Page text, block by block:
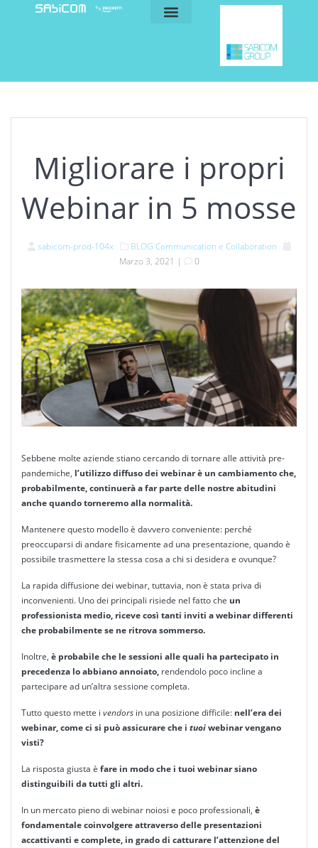
Migliorare i propri
Webinar in 5 mosse
sabicom-prod-104x BLOG Communication e Collaboration
Marzo 3, 2021 | 0
Sebbene molte aziende stiano cercando di tornare alle attività pre-
pandemiche, l’utilizzo diffuso dei webinar è un cambiamento che,
probabilmente, continuerà a far parte delle nostre abitudini
anche quando torneremo alla normalità.
Mantenere questo modello è davvero conveniente: perché
preoccuparsi di andare fisicamente ad una presentazione, quando è
possibile trasmettere la stessa cosa a chi si desidera e ovunque?
La rapida diffusione dei webinar, tuttavia, non è stata priva di
inconvenienti. Uno dei principali risiede nel fatto che un
professionista medio, riceve così tanti inviti a webinar differenti
che probabilmente se ne ritrova sommerso.
Inoltre, è probabile che le sessioni alle quali ha partecipato in
precedenza lo abbiano annoiato, rendendolo poco incline a
partecipare ad un’altra sessione completa.
Tutto questo mette i vendors in una posizione difficile: nell’era dei
webinar, come ci si può assicurare che i tuoiwebinar vengano
visti?
La risposta giusta è fare in modo che i tuoi webinar siano
distinguibili da tutti gli altri.
In un mercato pieno di webinar noiosi e poco professionali, è
fondamentale coinvolgere attraverso delle presentazioni
accattivanti e complete, in grado di catturare l’attenzione del